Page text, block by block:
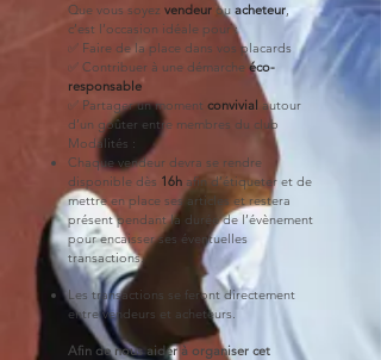
Que vous soyez vendeur ou acheteur,
c’est l’occasion idéale pour :
✅ Faire de la place dans vos placards
✅ Contribuer à une démarche éco-
responsable
✅ Partager un moment convivial autour
d’un goûter entre membres du club
Modalités :
Chaque vendeur devra se rendre
disponible dès 16h afin d’étiqueter et de
mettre en place ses articles et restera
présent pendant la durée de l’évènement
pour encaisser ses éventuelles
transactions.
Les transactions se feront directement
entre vendeurs et acheteurs.
Afin de nous aider à organiser cet